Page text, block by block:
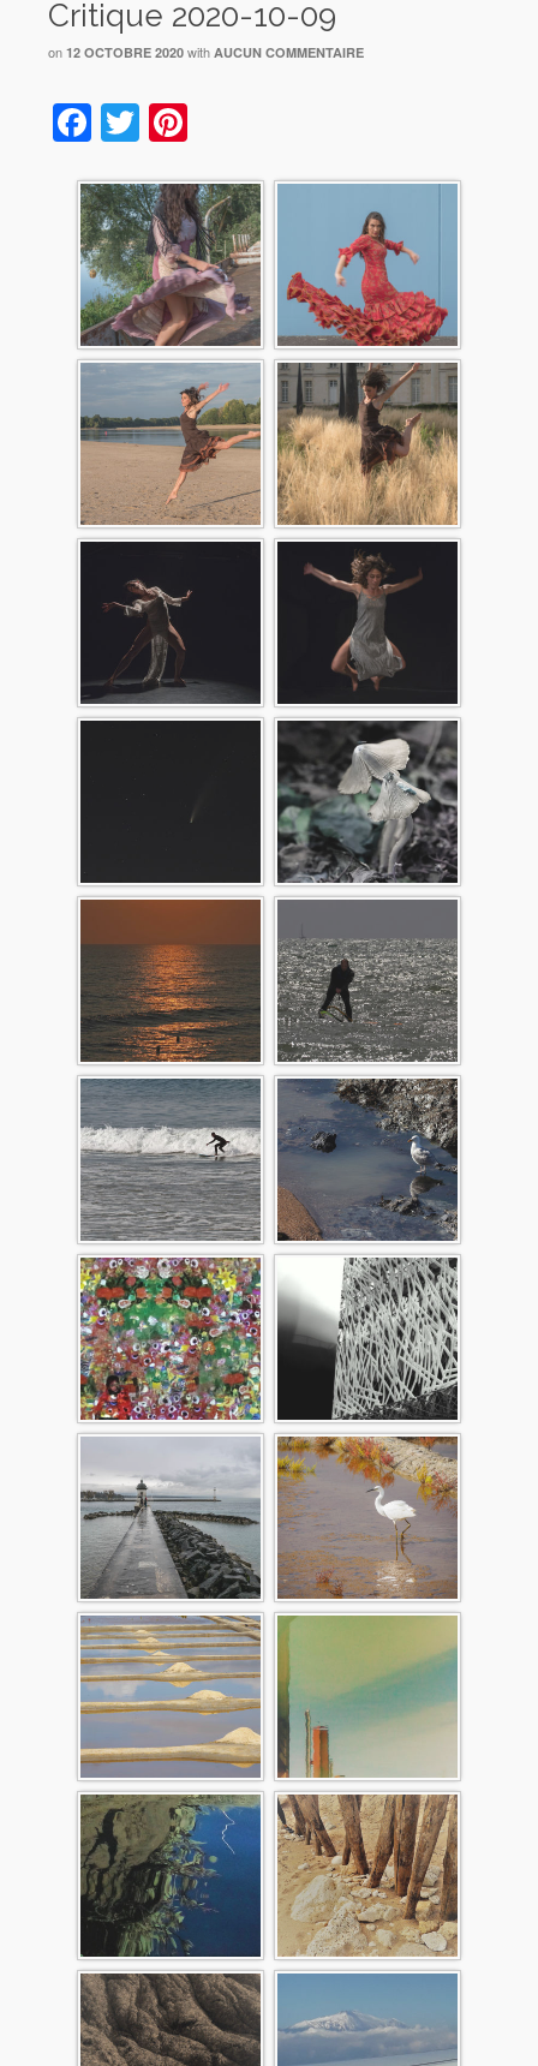
Critique 2020-10-09
on 12 OCTOBRE 2020 with AUCUN COMMENTAIRE
Facebook
Twitter